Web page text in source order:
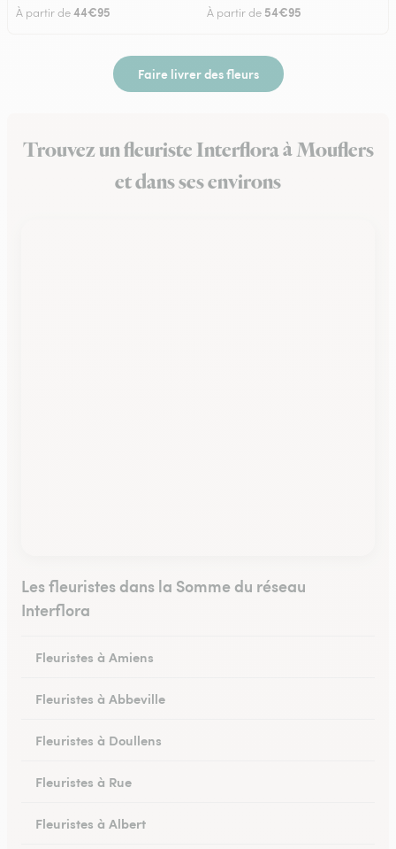
À partir de44€95 À partir de 54€95
Faire livrer des fleurs
Trouvez un fleuriste Interflora à Mouflers
et dans ses environs
Les fleuristes dans la Somme du réseau
Interflora
Fleuristes à Amiens
Fleuristes à Abbeville
Fleuristes à Doullens
Fleuristes à Rue
Fleuristes à Albert